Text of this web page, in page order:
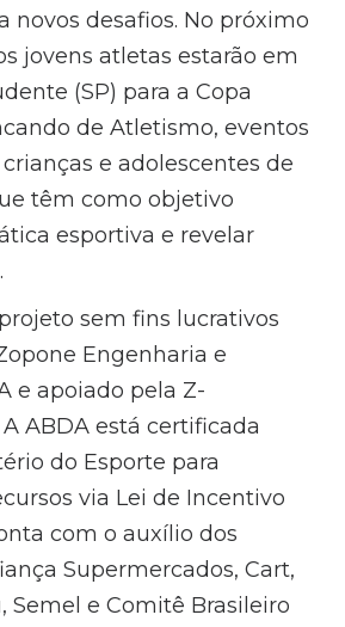
novos desafios. No próximo
jovens atletas estarão em
(SP) para a Copa
de Atletismo, eventos
e adolescentes de
têm como objetivo
esportiva e revelar
sem fins lucrativos
Engenharia e
e apoiado pela Z-
ABDA está certificada
do Esporte para
via Lei de Incentivo
com o auxílio dos
Supermercados, Cart,
Semel e Comitê Brasileiro